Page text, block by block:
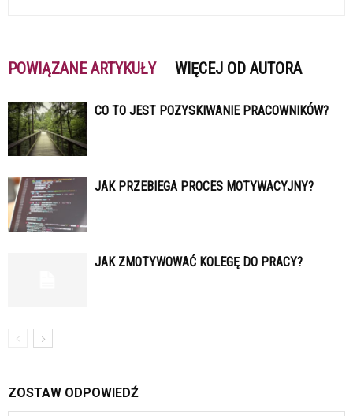
POWIĄZANE ARTYKUŁY WIĘCEJ OD AUTORA
CO TO JEST POZYSKIWANIE PRACOWNIKÓW?
JAK PRZEBIEGA PROCES MOTYWACYJNY?
JAK ZMOTYWOWAĆ KOLEGĘ DO PRACY?
ZOSTAW ODPOWIEDŹ